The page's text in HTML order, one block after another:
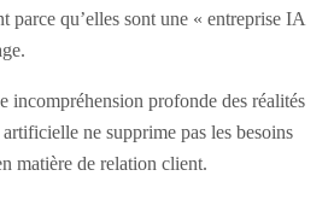
parce qu’elles sont une « entreprise IA
incompréhension profonde des réalités
ne supprime pas les besoins
matière de relation client.